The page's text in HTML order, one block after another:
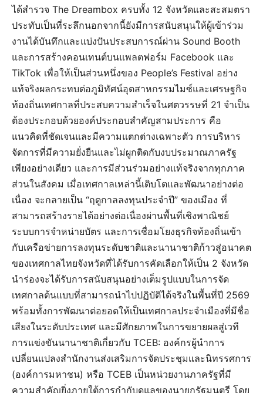
ได้สำรวจ The Dreambox ครบทั้ง 12 จังหวัดและสะสมตรา
ประทับเป็นที่ระลึกนอกจากนี้ยังมีการสนับสนุนให้ผู้เข้าร่วม
งานได้บันทึกและแบ่งปันประสบการณ์ผ่าน Sound Booth
และการสร้างคอนเทนต์บนแพลตฟอร์ม Facebook และ
TikTok เพื่อให้เป็นส่วนหนึ่งของ People’s Festival อย่าง
แท้จริงผลกระทบต่อภูมิทัศน์อุตสาหกรรมไมซ์และเศรษฐกิจ
ท้องถิ่นเทศกาลที่ประสบความสำเร็จในศตวรรษที่ 21 จำเป็น
ต้องประกอบด้วยองค์ประกอบสำคัญสามประการ คือ
แนวคิดที่ชัดเจนและมีความแตกต่างเฉพาะตัว การบริหาร
จัดการที่มีความยั่งยืนและไม่ผูกติดกับงบประมาณภาครัฐ
เพียงอย่างเดียว และการมีส่วนร่วมอย่างแท้จริงจากทุกภาค
ส่วนในสังคม เมื่อเทศกาลเหล่านี้เติบโตและพัฒนาอย่างต่อ
เนื่อง จะกลายเป็น “ฤดูกาลลงทุนประจำปี” ของเมือง ที่
สามารถสร้างรายได้อย่างต่อเนื่องผ่านพื้นที่เชิงพาณิชย์
ระบบการจำหน่ายบัตร และการเชื่อมโยงธุรกิจท้องถิ่นเข้า
กับเครือข่ายการลงทุนระดับชาติและนานาชาติก้าวสู่อนาคต
ของเทศกาลไทยจังหวัดที่ได้รับการคัดเลือกให้เป็น 2 จังหวัด
นำร่องจะได้รับการสนับสนุนอย่างเต็มรูปแบบในการจัด
เทศกาลต้นแบบที่สามารถนำไปปฏิบัติได้จริงในพื้นที่ปี 2569
พร้อมทั้งการพัฒนาต่อยอดให้เป็นเทศกาลประจำเมืองที่มีชื่อ
เสียงในระดับประเทศ และมีศักยภาพในการขยายผลสู่เวที
การแข่งขันนานาชาติเกี่ยวกับ TCEB: องค์กรผู้นำการ
เปลี่ยนแปลงสำนักงานส่งเสริมการจัดประชุมและนิทรรศการ
(องค์การมหาชน) หรือ TCEB เป็นหน่วยงานภาครัฐที่มี
ความสำคัญยิ่งภายใต้การกำกับดูแลของนายกรัฐมนตรี โดย